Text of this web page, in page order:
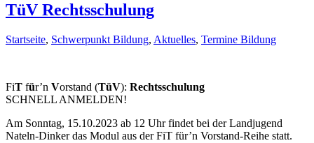
TüV Rechtsschulung
Startseite, Schwerpunkt Bildung, Aktuelles, Termine Bildung
FiT für’n Vorstand (TüV): Rechtsschulung
SCHNELL ANMELDEN!
Am Sonntag, 15.10.2023 ab 12 Uhr findet bei der Landjugend
Nateln-Dinker das Modul aus der FiT für’n Vorstand-Reihe statt.